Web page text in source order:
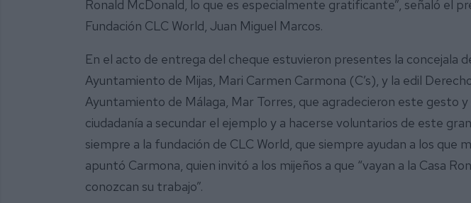
Ronald McDonald, lo que es especialmente gratificante”, señaló el
Fundación CLC World, Juan Miguel Marcos.
En el acto de entrega del cheque estuvieron presentes la concejala
Ayuntamiento de Mijas, Mari Carmen Carmona (C’s), y la edil
Ayuntamiento de Málaga, Mar Torres, que agradecieron este gesto y
ciudadanía a secundar el ejemplo y a hacerse voluntarios de este
siempre a la fundación de CLC World, que siempre ayudan a los que
apuntó Carmona, quien invitó a los mijeños a que “vayan a la Casa
conozcan su trabajo”.